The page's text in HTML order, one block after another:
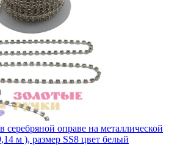
серебряной оправе на металлической
м ), размер SS8 цвет белый